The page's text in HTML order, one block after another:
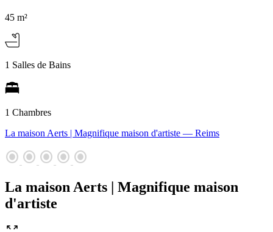
45 m²
1 Salles de Bains
1 Chambres
La maison Aerts | Magnifique maison d'artiste — Reims
radio_button_checked radio_button_checked radio_button_checked radio_button_checked radio_button_checked
La maison Aerts | Magnifique maison
d'artiste